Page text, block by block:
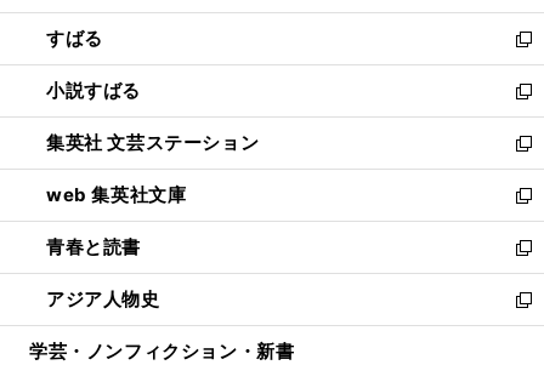
開
く
ウ
で
開
く
ン
ド
ウ
で
開
く
すばる
新
し
い
ウ
ィ
ン
ド
ウ
で
開
く
小説すばる
新
し
い
ウ
ィ
ン
ド
ウ
で
開
集英社 文芸ステーション
新
し
い
ウ
ィ
ン
ド
ウ
web 集英社文庫
新
し
い
ウ
ィ
ン
青春と読書
新
し
い
ウ
アジア人物史
新
し
学芸・ノンフィクション・新書